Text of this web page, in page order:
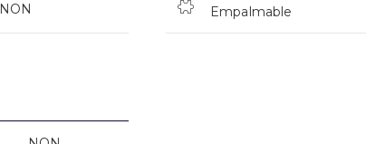
NON Empalmable